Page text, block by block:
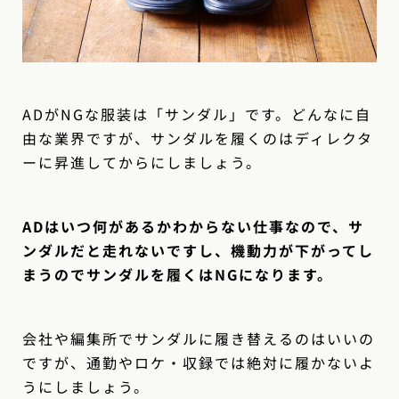
ADがNGな服装は「サンダル」です。どんなに自
由な業界ですが、サンダルを履くのはディレクタ
ーに昇進してからにしましょう。
ADはいつ何があるかわからない仕事なので、サ
ンダルだと走れないですし、機動力が下がってし
まうのでサンダルを履くはNGになります。
会社や編集所でサンダルに履き替えるのはいいの
ですが、通勤やロケ・収録では絶対に履かないよ
うにしましょう。